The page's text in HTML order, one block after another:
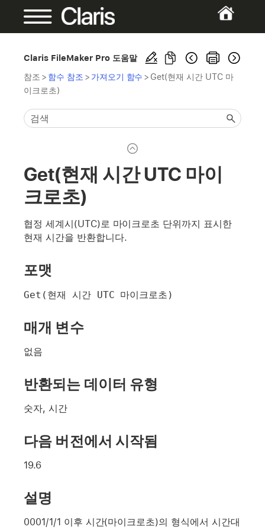
Claris FileMaker Pro 도움말
참조 > 함수 참조 > 가져오기 함수 > Get(현재 시간 UTC 마
이크로초)
Get(현재 시간 UTC 마이
크로초)
협정 세계시(UTC)로 마이크로초 단위까지 표시한
현재 시간을 반환합니다.
포맷
Get(현재 시간 UTC 마이크로초)
매개 변수
없음
반환되는 데이터 유형
숫자, 시간
다음 버전에서 시작됨
19.6
설명
0001/1/1 이후 시간(마이크로초)의 형식에서 시간대